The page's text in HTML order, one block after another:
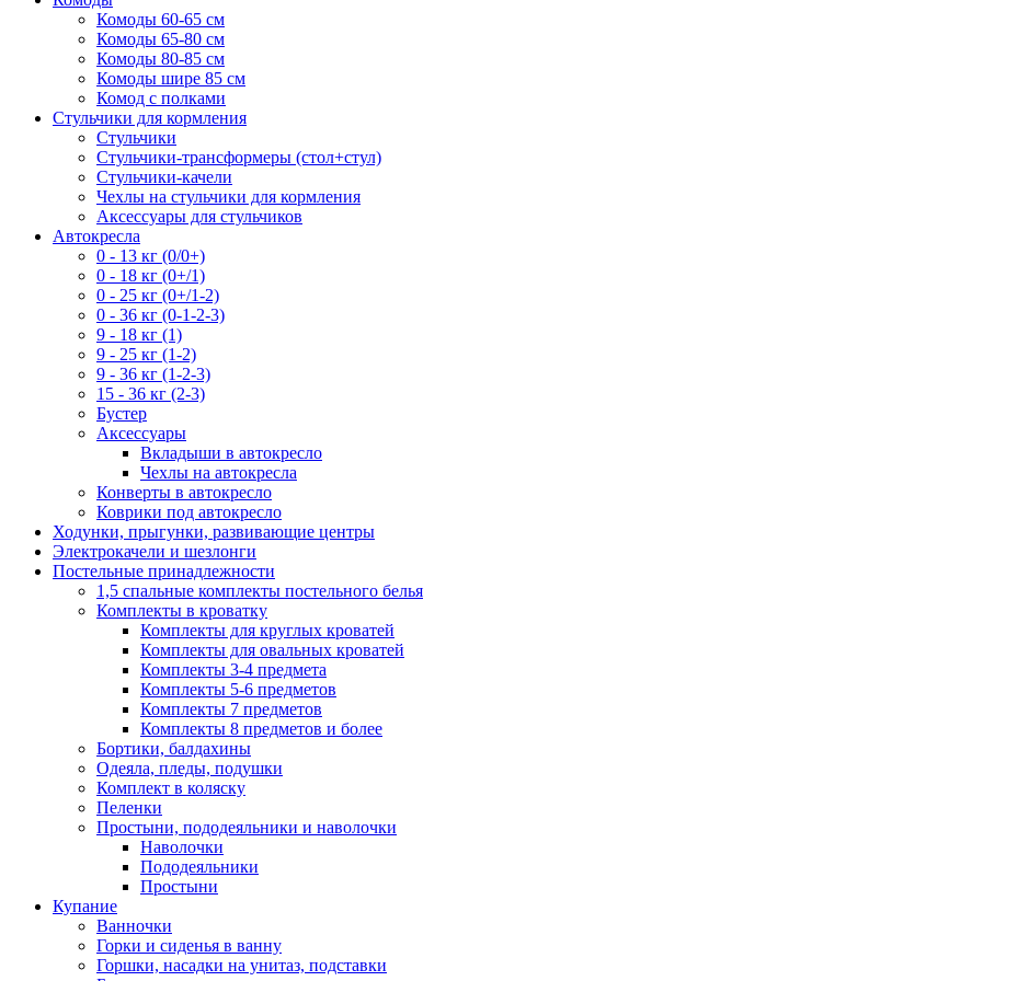
Комоды 60-65 см
Комоды 65-80 см
Комоды 80-85 см
Комоды шире 85 см
Комод с полками
Стульчики для кормления
Стульчики
Стульчики-трансформеры (стол+стул)
Стульчики-качели
Чехлы на стульчики для кормления
Аксессуары для стульчиков
Автокресла
0 - 13 кг (0/0+)
0 - 18 кг (0+/1)
0 - 25 кг (0+/1-2)
0 - 36 кг (0-1-2-3)
9 - 18 кг (1)
9 - 25 кг (1-2)
9 - 36 кг (1-2-3)
15 - 36 кг (2-3)
Бустер
Аксессуары
Вкладыши в автокресло
Чехлы на автокресла
Конверты в автокресло
Коврики под автокресло
Ходунки, прыгунки, развивающие центры
Электрокачели и шезлонги
Постельные принадлежности
1,5 спальные комплекты постельного белья
Комплекты в кроватку
Комплекты для круглых кроватей
Комплекты для овальных кроватей
Комплекты 3-4 предмета
Комплекты 5-6 предметов
Комплекты 7 предметов
Комплекты 8 предметов и более
Бортики, балдахины
Одеяла, пледы, подушки
Комплект в коляску
Пеленки
Простыни, пододеяльники и наволочки
Наволочки
Пододеяльники
Простыни
Купание
Ванночки
Горки и сиденья в ванну
Горшки, насадки на унитаз, подставки